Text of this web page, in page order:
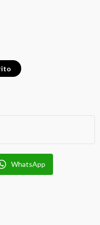
WhatsApp